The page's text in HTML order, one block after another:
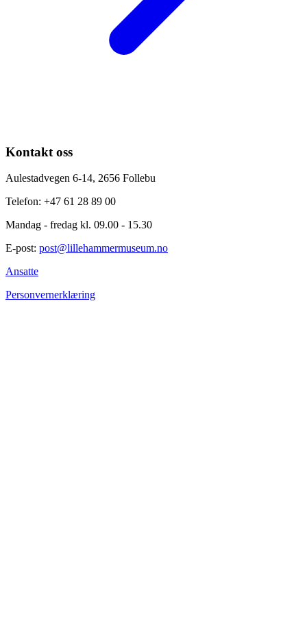
Kontakt oss
Aulestadvegen 6-14, 2656 Follebu
Telefon: +47 61 28 89 00
Mandag - fredag kl. 09.00 - 15.30
E-post: post@lillehammermuseum.no
Ansatte
Personvernerklæring